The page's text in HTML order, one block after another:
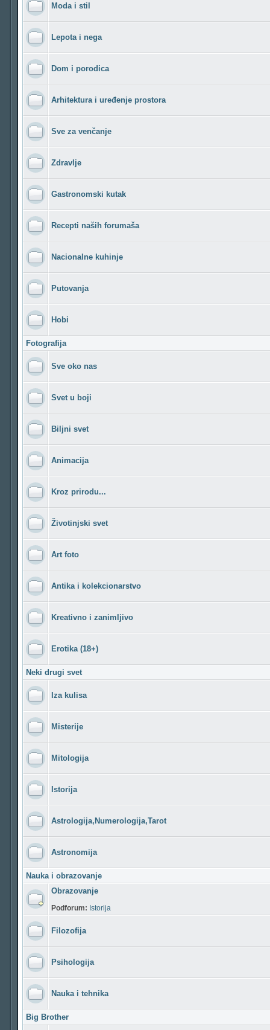
Moda i stil
Lepota i nega
Dom i porodica
Arhitektura i uređenje prostora
Sve za venčanje
Zdravlje
Gastronomski kutak
Recepti naših forumaša
Nacionalne kuhinje
Putovanja
Hobi
Fotografija
Sve oko nas
Svet u boji
Biljni svet
Animacija
Kroz prirodu...
Životinjski svet
Art foto
Antika i kolekcionarstvo
Kreativno i zanimljivo
Erotika (18+)
Neki drugi svet
Iza kulisa
Misterije
Mitologija
Istorija
Astrologija,Numerologija,Tarot
Astronomija
Nauka i obrazovanje
Obrazovanje
Podforum: Istorija
Filozofija
Psihologija
Nauka i tehnika
Big Brother